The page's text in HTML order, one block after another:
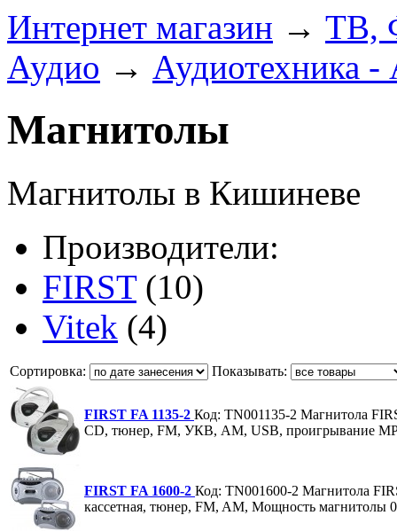
Интернет магазин → ТВ,
Аудио → Аудиотехника
Магнитолы
Магнитолы в Кишиневе
Производители:
FIRST(10)
Vitek (4)
Сортировка: Показывать:
FIRST FA 1135-2 Код: TN001135-2 Магнитола
CD, тюнер, FM, УКВ, AM, USB, проигрывание
FIRST FA 1600-2 Код: TN001600-2 Магнитола
кассетная, тюнер, FM, AM, Мощность магнитолы